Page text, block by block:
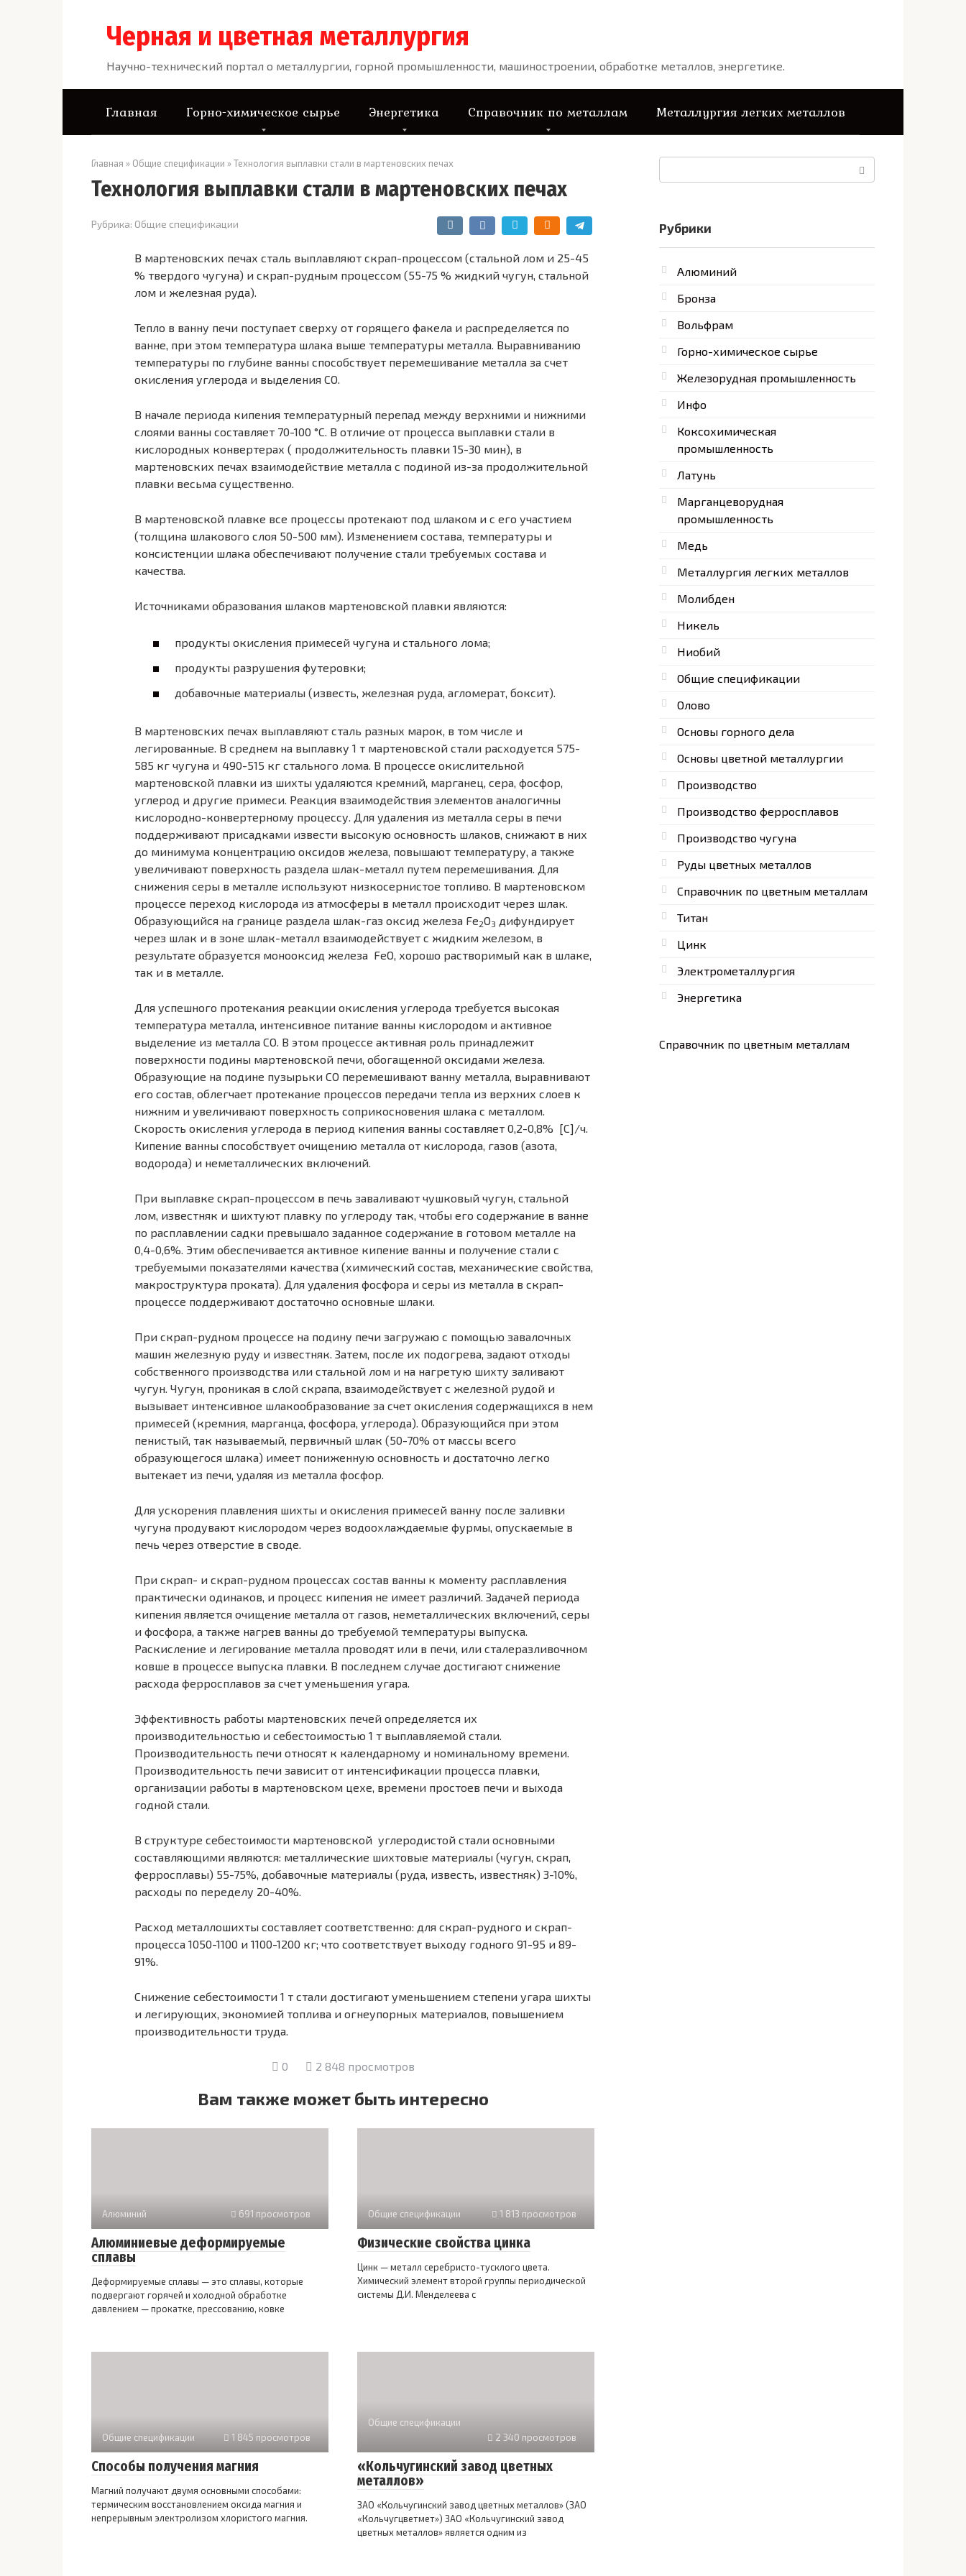
Черная и цветная металлургия
Научно-технический портал о металлургии, горной промышленности, машиностроении, обработке металлов, энергетике.
Главная Горно-химическое сырье Энергетика Справочник по металлам Металлургия легких металлов
Главная » Общие спецификации »Технология выплавки стали в мартеновских печах
Технология выплавки стали в мартеновских печах
Рубрика: Общие спецификации
В мартеновских печах сталь выплавляют скрап-процессом (стальной лом и 25-45
% твердого чугуна) и скрап-рудным процессом (55-75 % жидкий чугун, стальной
лом и железная руда).
Тепло в ванну печи поступает сверху от горящего факела и распределяется по
ванне, при этом температура шлака выше температуры металла. Выравниванию
температуры по глубине ванны способствует перемешивание металла за счет
окисления углерода и выделения СО.
В начале периода кипения температурный перепад между верхними и нижними
слоями ванны составляет 70-100 °С. В отличие от процесса выплавки стали в
кислородных конвертерах ( продолжительность плавки 15-30 мин), в
мартеновских печах взаимодействие металла с подиной из-за продолжительной
плавки весьма существенно.
В мартеновской плавке все процессы протекают под шлаком и с его участием
(толщина шлакового слоя 50-500 мм). Изменением состава, температуры и
консистенции шлака обеспечивают получение стали требуемых состава и
качества.
Источниками образования шлаков мартеновской плавки являются:
продукты окисления примесей чугуна и стального лома;
продукты разрушения футеровки;
добавочные материалы (известь, железная руда, агломерат, боксит).
В мартеновских печах выплавляют сталь разных марок, в том числе и
легированные. В среднем на выплавку 1 т мартеновской стали расходуется 575-
585 кг чугуна и 490-515 кг стального лома. В процессе окислительной
мартеновской плавки из шихты удаляются кремний, марганец, сера, фосфор,
углерод и другие примеси. Реакция взаимодействия элементов аналогичны
кислородно-конвертерному процессу. Для удаления из металла серы в печи
поддерживают присадками извести высокую основность шлаков, снижают в них
до минимума концентрацию оксидов железа, повышают температуру, а также
увеличивают поверхность раздела шлак-металл путем перемешивания. Для
снижения серы в металле используют низкосернистое топливо. В мартеновском
процессе переход кислорода из атмосферы в металл происходит через шлак.
Образующийся на границе раздела шлак-газ оксид железа Fe2O3 дифундирует
через шлак и в зоне шлак-металл взаимодействует с жидким железом, в
результате образуется монооксид железа FeO, хорошо растворимый как в шлаке,
так и в металле.
Для успешного протекания реакции окисления углерода требуется высокая
температура металла, интенсивное питание ванны кислородом и активное
выделение из металла СО. В этом процессе активная роль принадлежит
поверхности подины мартеновской печи, обогащенной оксидами железа.
Образующие на подине пузырьки СО перемешивают ванну металла, выравнивают
его состав, облегчает протекание процессов передачи тепла из верхних слоев к
нижним и увеличивают поверхность соприкосновения шлака с металлом.
Скорость окисления углерода в период кипения ванны составляет 0,2-0,8% [С]/ч.
Кипение ванны способствует очищению металла от кислорода, газов (азота,
водорода) и неметаллических включений.
При выплавке скрап-процессом в печь заваливают чушковый чугун, стальной
лом, известняк и шихтуют плавку по углероду так, чтобы его содержание в ванне
по расплавлении садки превышало заданное содержание в готовом металле на
0,4-0,6%. Этим обеспечивается активное кипение ванны и получение стали с
требуемыми показателями качества (химический состав, механические свойства,
макроструктура проката). Для удаления фосфора и серы из металла в скрап-
процессе поддерживают достаточно основные шлаки.
При скрап-рудном процессе на подину печи загружаю с помощью завалочных
машин железную руду и известняк. Затем, после их подогрева, задают отходы
собственного производства или стальной лом и на нагретую шихту заливают
чугун. Чугун, проникая в слой скрапа, взаимодействует с железной рудой и
вызывает интенсивное шлакообразование за счет окисления содержащихся в нем
примесей (кремния, марганца, фосфора, углерода). Образующийся при этом
пенистый, так называемый, первичный шлак (50-70% от массы всего
образующегося шлака) имеет пониженную основность и достаточно легко
вытекает из печи, удаляя из металла фосфор.
Для ускорения плавления шихты и окисления примесей ванну после заливки
чугуна продувают кислородом через водоохлаждаемые фурмы, опускаемые в
печь через отверстие в своде.
При скрап- и скрап-рудном процессах состав ванны к моменту расплавления
практически одинаков, и процесс кипения не имеет различий. Задачей периода
кипения является очищение металла от газов, неметаллических включений, серы
и фосфора, а также нагрев ванны до требуемой температуры выпуска.
Раскисление и легирование металла проводят или в печи, или сталеразливочном
ковше в процессе выпуска плавки. В последнем случае достигают снижение
расхода ферросплавов за счет уменьшения угара.
Эффективность работы мартеновских печей определяется их
производительностью и себестоимостью 1 т выплавляемой стали.
Производительность печи относят к календарному и номинальному времени.
Производительность печи зависит от интенсификации процесса плавки,
организации работы в мартеновском цехе, времени простоев печи и выхода
годной стали.
В структуре себестоимости мартеновской углеродистой стали основными
составляющими являются: металлические шихтовые материалы (чугун, скрап,
ферросплавы) 55-75%, добавочные материалы (руда, известь, известняк) 3-10%,
расходы по переделу 20-40%.
Расход металлошихты составляет соответственно: для скрап-рудного и скрап-
процесса 1050-1100 и 1100-1200 кг; что соответствует выходу годного 91-95 и 89-
91%.
Снижение себестоимости 1 т стали достигают уменьшением степени угара шихты
и легирующих, экономией топлива и огнеупорных материалов, повышением
производительности труда.
0 2 848 просмотров
Вам также может быть интересно
Алюминий 691 просмотров
Алюминиевые деформируемые
сплавы
Деформируемые сплавы — это сплавы, которые
подвергают горячей и холодной обработке
давлением — прокатке, прессованию, ковке
Общие спецификации 1 813 просмотров
Физические свойства цинка
Цинк — металл серебристо-тусклого цвета.
Химический элемент второй группы периодической
системы Д.И. Менделеева с
Общие спецификации 1 845 просмотров
Способы получения магния
Магний получают двумя основными способами:
термическим восстановлением оксида магния и
непрерывным электролизом хлористого магния.
Общие спецификации
2 340 просмотров
«Кольчугинский завод цветных
металлов»
ЗАО «Кольчугинский завод цветных металлов» (ЗАО
«Кольчугцветмет») ЗАО «Кольчугинский завод
цветных металлов» является одним из
Рубрики
Алюминий
Бронза
Вольфрам
Горно-химическое сырье
Железорудная промышленность
Инфо
Коксохимическая
промышленность
Латунь
Марганцеворудная
промышленность
Медь
Металлургия легких металлов
Молибден
Никель
Ниобий
Общие спецификации
Олово
Основы горного дела
Основы цветной металлургии
Производство
Производство ферросплавов
Производство чугуна
Руды цветных металлов
Справочник по цветным металлам
Титан
Цинк
Электрометаллургия
Энергетика
Справочник по цветным металлам